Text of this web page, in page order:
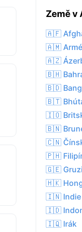
Země v
🇦🇫
🇦🇲
🇦🇿
🇧🇭
🇧🇩
🇧🇹
🇮🇴
🇧🇳
🇨🇳
🇵🇭
🇬🇪
🇭🇰
🇮🇳 Indie
🇮🇩
🇮🇶 Irák